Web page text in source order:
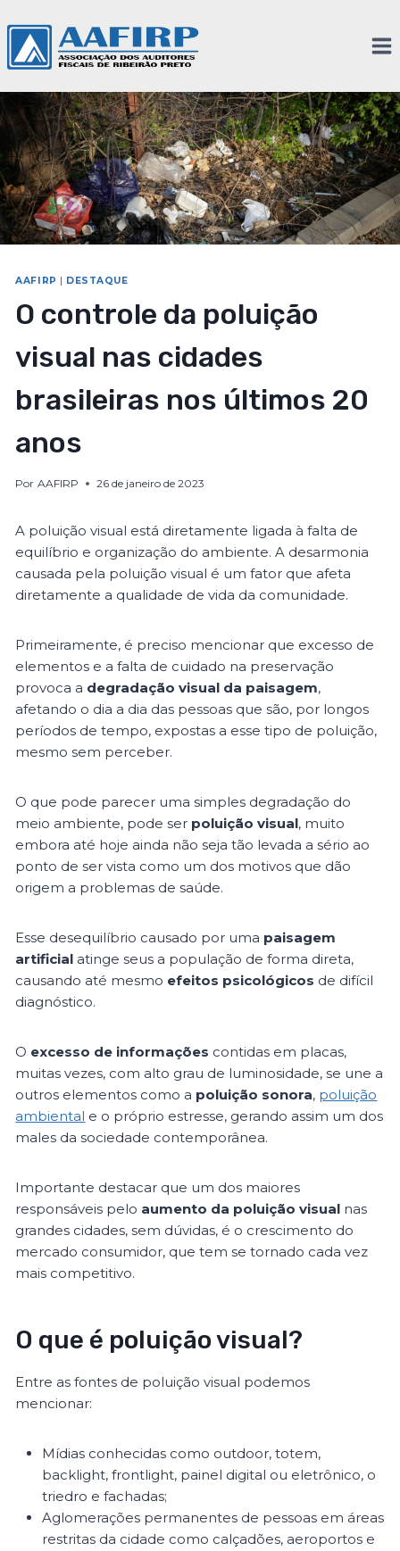
AAFIRP DESTAQUE
O controle da poluição
visual nas cidades
brasileiras nos últimos 20
anos
Por AAFIRP 26 de janeiro de 2023
A poluição visual está diretamente ligada à falta de
equilíbrio e organização do ambiente. A desarmonia
causada pela poluição visual é um fator que afeta
diretamente a qualidade de vida da comunidade.
Primeiramente, é preciso mencionar que excesso de
elementos e a falta de cuidado na preservação
provoca a degradação visual da paisagem,
afetando o dia a dia das pessoas que são, por longos
períodos de tempo, expostas a esse tipo de poluição,
mesmo sem perceber.
O que pode parecer uma simples degradação do
meio ambiente, pode ser poluição visual, muito
embora até hoje ainda não seja tão levada a sério ao
ponto de ser vista como um dos motivos que dão
origem a problemas de saúde.
Esse desequilíbrio causado por uma paisagem
artificial atinge seus a população de forma direta,
causando até mesmo efeitos psicológicos de difícil
diagnóstico.
O excesso de informações contidas em placas,
muitas vezes, com alto grau de luminosidade, se une a
outros elementos como a poluição sonora, poluição
ambiental e o próprio estresse, gerando assim um dos
males da sociedade contemporânea.
Importante destacar que um dos maiores
responsáveis pelo aumento da poluição visual nas
grandes cidades, sem dúvidas, é o crescimento do
mercado consumidor, que tem se tornado cada vez
mais competitivo.
O que é poluição visual?
Entre as fontes de poluição visual podemos
mencionar:
Mídias conhecidas como outdoor, totem,
backlight, frontlight, painel digital ou eletrônico, o
triedro e fachadas;
Aglomerações permanentes de pessoas em áreas
restritas da cidade como calçadões, aeroportos e